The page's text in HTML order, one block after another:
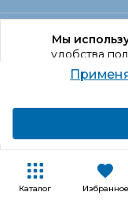
Каталог Избранное
Мы
удобства
Продолжая
согласие на
Офис
Оформление
Покупателям